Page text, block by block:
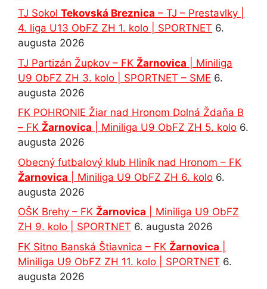
TJ Sokol Tekovská Breznica – TJ – Prestavlky |
4. liga U13 ObFZ ZH 1. kolo | SPORTNET 6.
augusta 2026
TJ Partizán Župkov – FK Žarnovica | Miniliga
U9 ObFZ ZH 3. kolo | SPORTNET – SME 6.
augusta 2026
FK POHRONIE Žiar nad Hronom Dolná Ždaňa B
– FK Žarnovica | Miniliga U9 ObFZ ZH 5. kolo 6.
augusta 2026
Obecný futbalový klub Hliník nad Hronom – FK
Žarnovica | Miniliga U9 ObFZ ZH 6. kolo 6.
augusta 2026
OŠK Brehy – FK Žarnovica | Miniliga U9 ObFZ
ZH 9. kolo | SPORTNET 6. augusta 2026
FK Sitno Banská Štiavnica – FK Žarnovica
Miniliga U9 ObFZ ZH 11. kolo | SPORTNET 6.
augusta 2026